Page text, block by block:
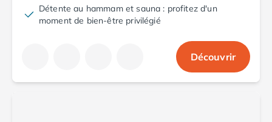
Détente au hammam et sauna : profitez d'un
moment de bien-être privilégié
Découvrir